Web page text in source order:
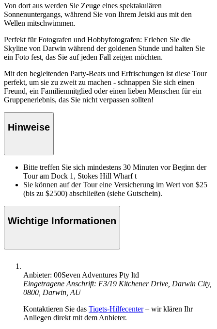
Von dort aus werden Sie Zeuge eines spektakulären
Sonnenuntergangs, während Sie von Ihrem Jetski aus mit den
Wellen mitschwimmen.
Perfekt für Fotografen und Hobbyfotografen: Erleben Sie die
Skyline von Darwin während der goldenen Stunde und halten Sie
ein Foto fest, das Sie auf jeden Fall zeigen möchten.
Mit den begleitenden Party-Beats und Erfrischungen ist diese Tour
perfekt, um sie zu zweit zu machen - schnappen Sie sich einen
Freund, ein Familienmitglied oder einen lieben Menschen für ein
Gruppenerlebnis, das Sie nicht verpassen sollten!
Hinweise
Bitte treffen Sie sich mindestens 30 Minuten vor Beginn der
Tour am Dock 1, Stokes Hill Wharf t
Sie können auf der Tour eine Versicherung im Wert von $25
(bis zu $2500) abschließen (siehe Gutschein).
Wichtige Informationen
Anbieter: 00Seven Adventures Pty ltd
Eingetragene Anschrift: F3/19 Kitchener Drive, Darwin City,
0800, Darwin, AU
Kontaktieren Sie das Tiqets-Hilfecenter– wir klären Ihr
Anliegen direkt mit dem Anbieter.